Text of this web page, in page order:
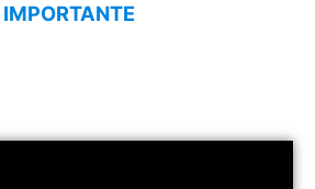
IMPORTANTE